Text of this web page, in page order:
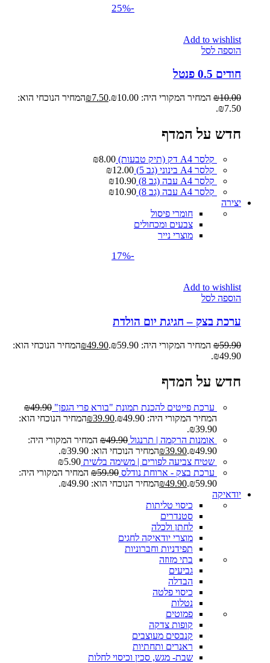
-25%
Add to wishlist
הוספה לסל
חודים 0.5 פנטל
₪10.00 המחיר המקורי היה: ₪10.00. ₪7.50
המחיר הנוכחי הוא:
₪7.50.
חדש על המדף
קלסר A4 דק (תיק טבעות) ₪8.00
קלסר A4 בינוני (גב 5)
₪12.00
קלסר A4 עבה (גב 8)
₪10.90
קלסר A4 עבה (גב 8)
₪10.90
יצירה
חומרי פיסול
צבעים ומכחולים
מוצרי נייר
-17%
Add to wishlist
הוספה לסל
ערכת בצק – חגיגת יום הולדת
₪59.90 המחיר המקורי היה: ₪59.90. ₪49.90
המחיר הנוכחי הוא:
₪49.90.
חדש על המדף
ערכת פייטים להכנת תמונת "בורא פרי הגפן" ₪49.90
המחיר המקורי היה: ₪49.90.
₪39.90
המחיר הנוכחי הוא:
₪39.90.
אומנות הרקמה | תרנגול
₪49.90
המחיר המקורי היה:
₪49.90.
₪39.90
המחיר הנוכחי הוא: ₪39.90.
שטיח צביעה לפורים | משימה בלשית
₪5.90
ערכת בצק - ארוחת נודלס
₪59.90
המחיר המקורי היה:
₪59.90.
₪49.90
המחיר הנוכחי הוא: ₪49.90.
יודאיקה
כיסוי טליתות
סטנדרים
לחתן ולכלה
מוצרי יודאיקה לחגים
תפידניות וחברוניות
בתי מזוזה
גביעים
הבדלה
כיסוי פלטה
נטלות
פמוטים
קופות צדקה
קנבסים מעוצבים
ראנרים ותחתיות
שבת- מגש, סכין וכיסוי לחלות